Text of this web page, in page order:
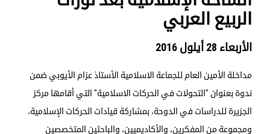
الربيع العربي
الأربعاء 28 أيلول 2016
مداخلة الأمين العام للجماعة الاسلامية الأستاذ عزام الأيوبي ضمن
ندوة بعنوان "التحولات في الحركات الاسلامية" التي أقامها مركز
الجزيرة للدراسات في الدوحة، بمشاركة قيادات الحركات الإسلامية،
ومجموعة من المفكرين، والأكاديميين، والباحثين المتخصصين